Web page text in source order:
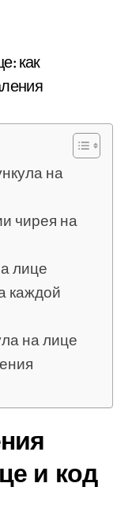
на
чирея на
лице
каждой
на лице
и код